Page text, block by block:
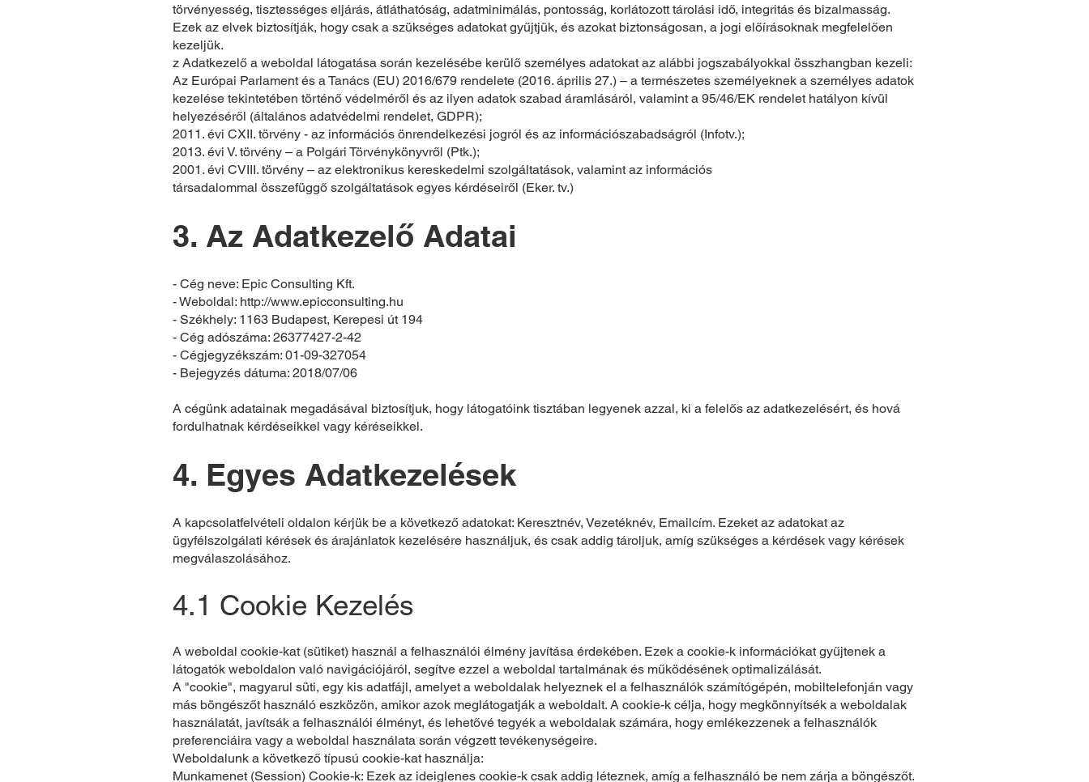
törvényesség, tisztességes eljárás, átláthatóság, adatminimálás, pontosság, korlátozott tárolási idő, integritás és bizalmasság.
Ezek az elvek biztosítják, hogy csak a szükséges adatokat gyűjtjük, és azokat biztonságosan, a jogi előírásoknak megfelelően
kezeljük.
z Adatkezelő a weboldal látogatása során kezelésébe kerülő személyes adatokat az alábbi jogszabályokkal összhangban kezeli:
Az Európai Parlament és a Tanács (EU) 2016/679 rendelete (2016. április 27.) – a természetes személyeknek a személyes adatok
kezelése tekintetében történő védelméről és az ilyen adatok szabad áramlásáról, valamint a 95/46/EK rendelet hatályon kívül
helyezéséről (általános adatvédelmi rendelet, GDPR);
2011. évi CXII. törvény - az információs önrendelkezési jogról és az információszabadságról (Infotv.);
2013. évi V. törvény – a Polgári Törvénykönyvről (Ptk.);
2001. évi CVIII. törvény – az elektronikus kereskedelmi szolgáltatások, valamint az információs
társadalommal összefüggő szolgáltatások egyes kérdéseiről (Eker. tv.)
3. Az Adatkezelő Adatai
- Cég neve: Epic Consulting Kft.
- Weboldal: http://www.epicconsulting.hu
- Székhely: 1163 Budapest, Kerepesi út 194
- Cég adószáma: 26377427-2-42
- Cégjegyzékszám: 01-09-327054
- Bejegyzés dátuma: 2018/07/06
A cégünk adatainak megadásával biztosítjuk, hogy látogatóink tisztában legyenek azzal, ki a felelős az adatkezelésért, és hová
fordulhatnak kérdéseikkel vagy kéréseikkel.
4. Egyes Adatkezelések
A kapcsolatfelvételi oldalon kérjük be a következő adatokat: Keresztnév, Vezetéknév, Emailcím. Ezeket az adatokat az
ügyfélszolgálati kérések és árajánlatok kezelésére használjuk, és csak addig tároljuk, amíg szükséges a kérdések vagy kérések
megválaszolásához.
4.1 Cookie Kezelés
A weboldal cookie-kat (sütiket) használ a felhasználói élmény javítása érdekében. Ezek a cookie-k információkat gyűjtenek a
látogatók weboldalon való navigációjáról, segítve ezzel a weboldal tartalmának és működésének optimalizálását.
A "cookie", magyarul süti, egy kis adatfájl, amelyet a weboldalak helyeznek el a felhasználók számítógépén, mobiltelefonján vagy
más böngészőt használó eszközön, amikor azok meglátogatják a weboldalt. A cookie-k célja, hogy megkönnyítsék a weboldalak
használatát, javítsák a felhasználói élményt, és lehetővé tegyék a weboldalak számára, hogy emlékezzenek a felhasználók
preferenciáira vagy a weboldal használata során végzett tevékenységeire.
Weboldalunk a következő típusú cookie-kat használja:
Munkamenet (Session) Cookie-k: Ezek az ideiglenes cookie-k csak addig léteznek, amíg a felhasználó be nem zárja a böngészőt.